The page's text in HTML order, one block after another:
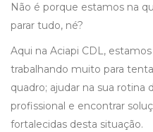
Não é porque estamos na
parar tudo, né?
Aqui na Aciapi CDL,
trabalhando muito para
quadro; ajudar na sua rotina
profissional e encontrar
fortalecidas desta situação.